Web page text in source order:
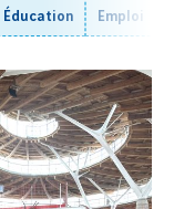
Éducation Emploi